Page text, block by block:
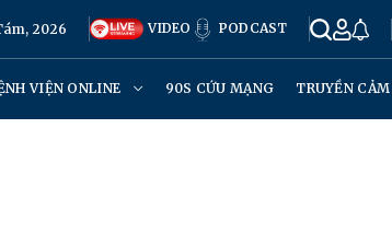
2026 VIDEO PODCAST
VIỆN ONLINE 90S CỨU MẠNG TRUYỀN